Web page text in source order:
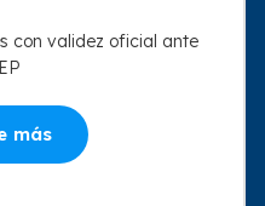
con validez oficial ante
más